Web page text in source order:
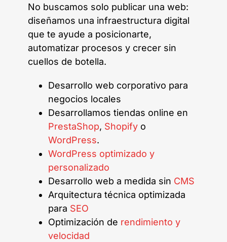
No buscamos solo publicar una web:
diseñamos una infraestructura digital
que te ayude a posicionarte,
automatizar procesos y crecer sin
cuellos de botella.
Desarrollo web corporativo para
negocios locales
Desarrollamos tiendas online en
PrestaShop, Shopify o
WordPress.
WordPress optimizado y
personalizado
Desarrollo web a medida sin CMS
Arquitectura técnica optimizada
para SEO
Optimización de rendimiento y
velocidad